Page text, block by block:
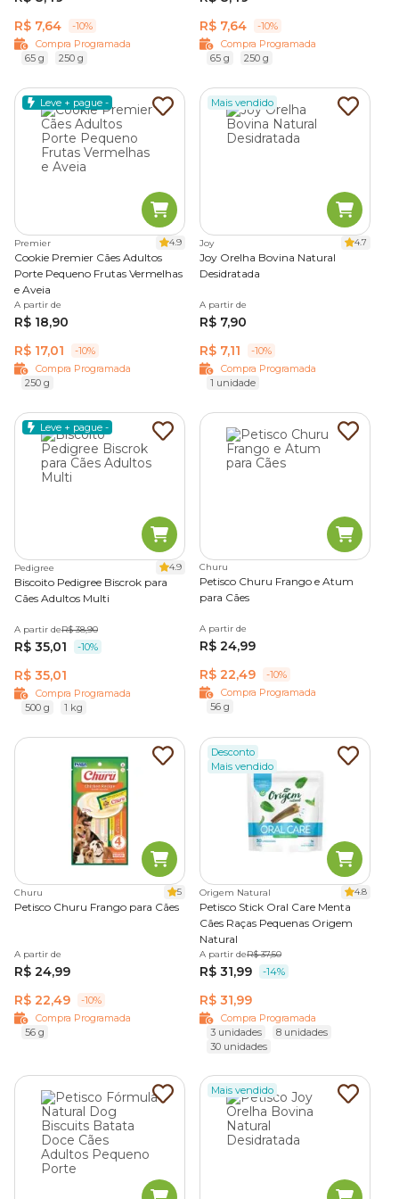
R$ 7,64
-10%
Compra Programada
65 g
250 g
R$ 7,64
-10%
Compra Programada
65 g
250 g
Leve + pague -
Premier 4.9
Cookie Premier Cães Adultos
Porte Pequeno Frutas Vermelhas
e Aveia
A partir de
R$ 18,90
R$ 17,01
-10%
Compra Programada
250 g
Mais vendido
Joy 4.7
Joy Orelha Bovina Natural
Desidratada
A partir de
R$ 7,90
R$ 7,11
-10%
Compra Programada
1 unidade
Leve + pague -
Pedigree 4.9
Biscoito Pedigree Biscrok para
Cães Adultos Multi
A partir deR$ 38,90
R$ 35,01 -10%
R$ 35,01
Compra Programada
500 g
1 kg
Churu
Petisco Churu Frango e Atum
para Cães
A partir de
R$ 24,99
R$ 22,49
-10%
Compra Programada
56 g
Churu 5
Petisco Churu Frango para Cães
A partir de
R$ 24,99
R$ 22,49
-10%
Compra Programada
56 g
Desconto
Mais vendido
Origem Natural 4.8
Petisco Stick Oral Care Menta
Cães Raças Pequenas Origem
Natural
A partir deR$ 37,50
R$ 31,99 -14%
R$ 31,99
Compra Programada
3 unidades
8 unidades
30 unidades
Mais vendido